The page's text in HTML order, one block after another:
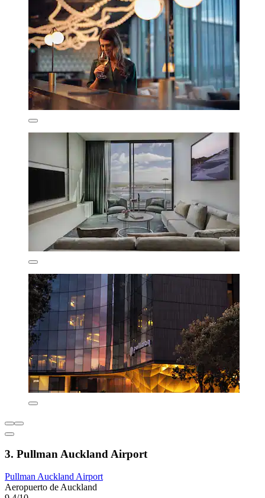
3. Pullman Auckland Airport
Pullman Auckland Airport
Aeropuerto de Auckland